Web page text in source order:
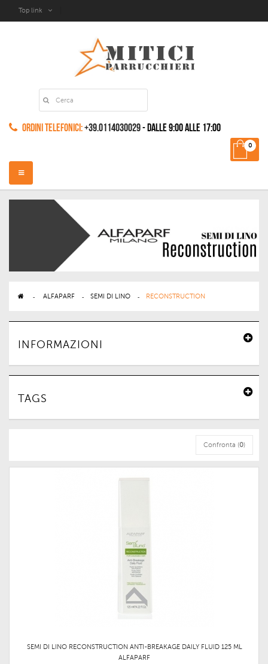
Top link
Ordini Telefonici:+39.0114030029- dalle 9:00 alle 17:00
0
Navigazione
Toggle
> ALFAPARF > SEMI DI LINO > RECONSTRUCTION
INFORMAZIONI
TAGS
Confronta (0)
SEMI DI LINO RECONSTRUCTION ANTI-BREAKAGE DAILY FLUID 125 ML
ALFAPARF